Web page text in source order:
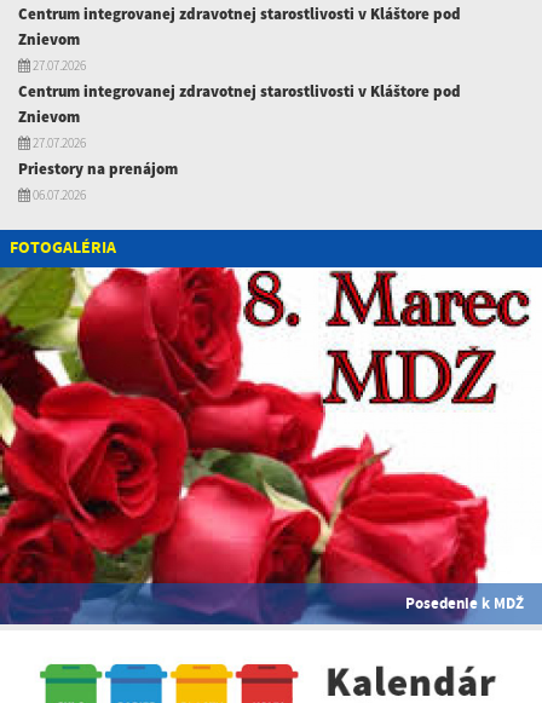
Centrum integrovanej zdravotnej starostlivosti v Kláštore pod
Znievom
27.07.2026
Centrum integrovanej zdravotnej starostlivosti v Kláštore pod
Znievom
27.07.2026
Priestory na prenájom
06.07.2026
FOTOGALÉRIA
Posedenie k MDŽ